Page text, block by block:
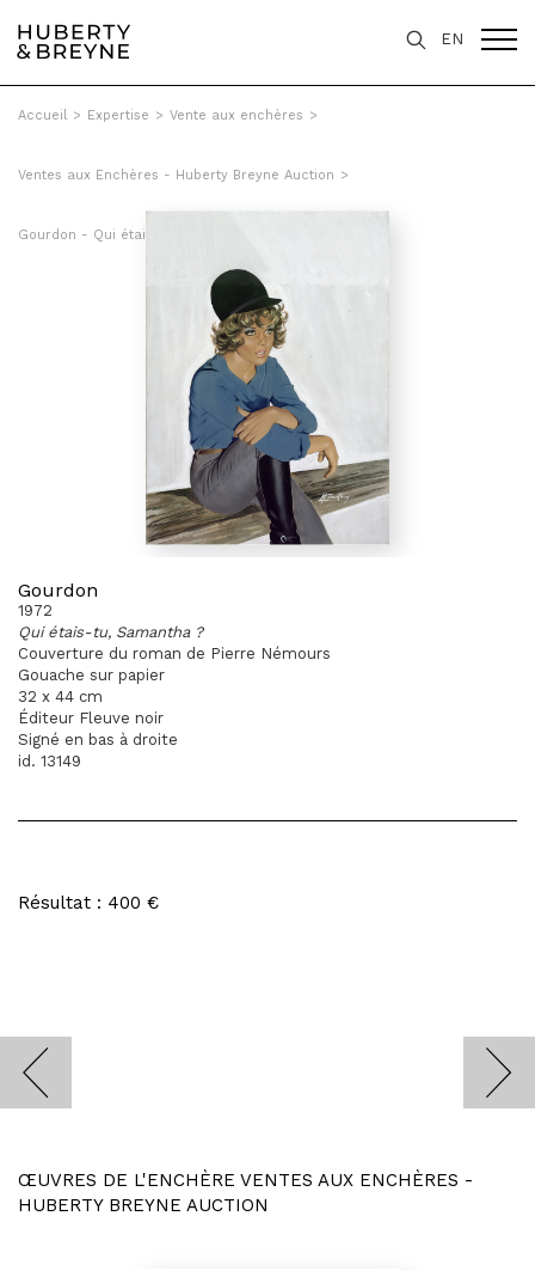
EN
Accueil > Expertise > Vente aux enchères >
Ventes aux Enchères - Huberty Breyne Auction >
Gourdon - Qui étais-tu, Samantha ?
Gourdon
1972
Qui étais-tu, Samantha ?
Couverture du roman de Pierre Némours
Gouache sur papier
32 x 44 cm
Éditeur Fleuve noir
Signé en bas à droite
id. 13149
Résultat : 400 €
ŒUVRES DE L'ENCHÈRE VENTES AUX ENCHÈRES -
HUBERTY BREYNE AUCTION